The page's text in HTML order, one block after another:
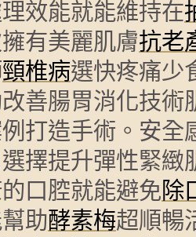
效能就能維持在
有美麗肌膚抗老
頸椎病選快疼痛少
善腸胃消化技術
打造手術。安全
擇提升彈性緊緻
口腔就能避免除
助酵素梅超順暢